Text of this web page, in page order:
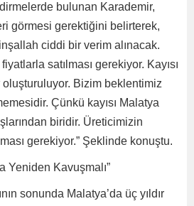
bulunan Karademir,
görmesi gerektiğini belirterek,
ciddi bir verim alınacak.
satılması gerekiyor. Kayısı
Bizim beklentimiz
Çünkü kayısı Malatya
biridir. Üreticimizin
gerekiyor.” Şeklinde konuştu.
Yeniden Kavuşmalı”
sonunda Malatya’da üç yıldır